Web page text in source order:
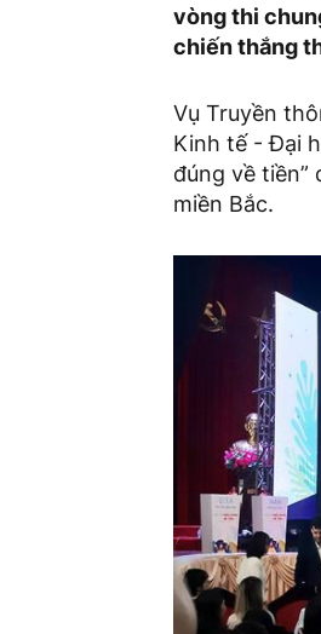
vòng thi
chiến thắng
Vụ Truyền
Kinh tế - Đại
đúng về
miền Bắc.